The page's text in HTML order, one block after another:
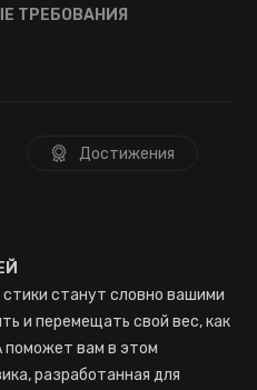
ТРЕБОВАНИЯ
Достижения
станут словно вашими
и перемещать свой вес, как
поможет вам в этом
разработанная для